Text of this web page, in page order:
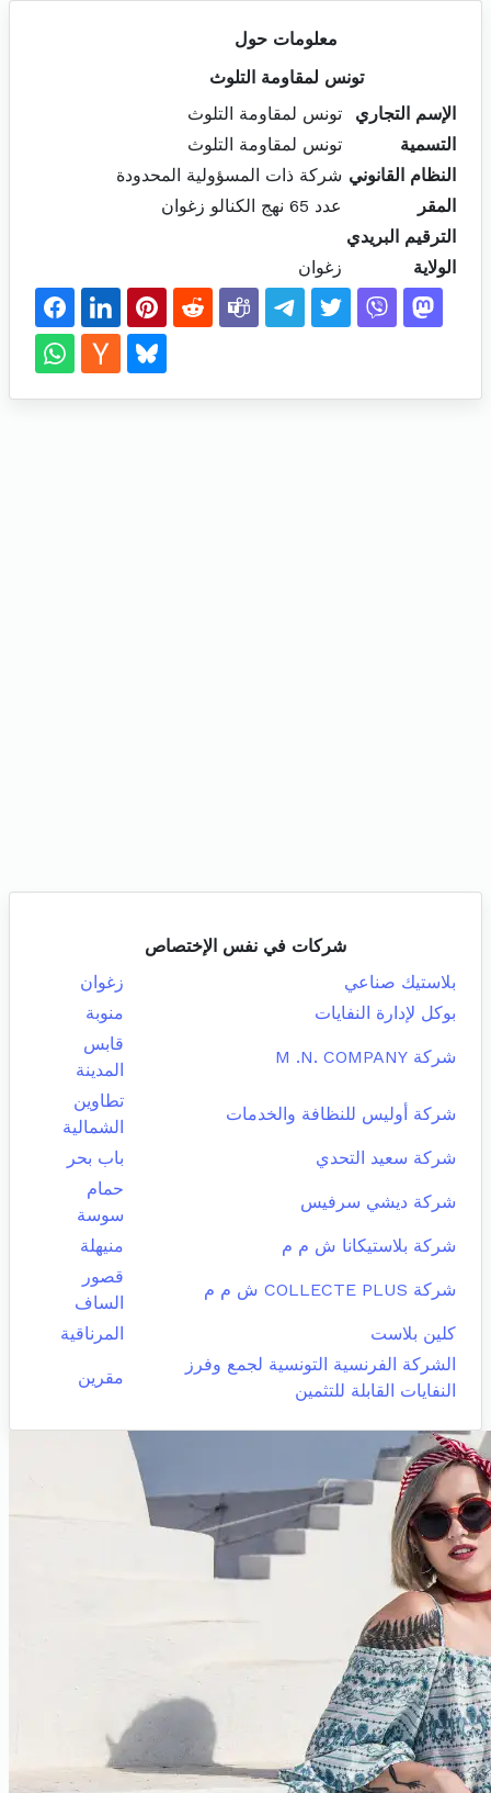
معلومات حول
تونس لمقاومة التلوث
الإسم التجاري
تونس لمقاومة التلوث
التسمية
تونس لمقاومة التلوث
النظام القانوني شركة ذات المسؤولية المحدودة
المقر
عدد 65 نهج الكنالو زغوان
الترقيم البريدي
الولاية
زغوان
شركات في نفس الإختصاص
بلاستيك صناعي
زغوان
بوكل لإدارة النفايات
منوبة
شركة M .N. COMPANY
قابس
المدينة
شركة أوليس للنظافة والخدمات
تطاوين
الشمالية
شركة سعيد التحدي
باب بحر
شركة ديشي سرفيس
حمام
سوسة
شركة بلاستيكانا ش م م
منيهلة
شركة COLLECTE PLUS ش م م
قصور
الساف
كلين بلاست
المرناقية
الشركة الفرنسية التونسية لجمع وفرز
النفايات القابلة للتثمين
مقرين